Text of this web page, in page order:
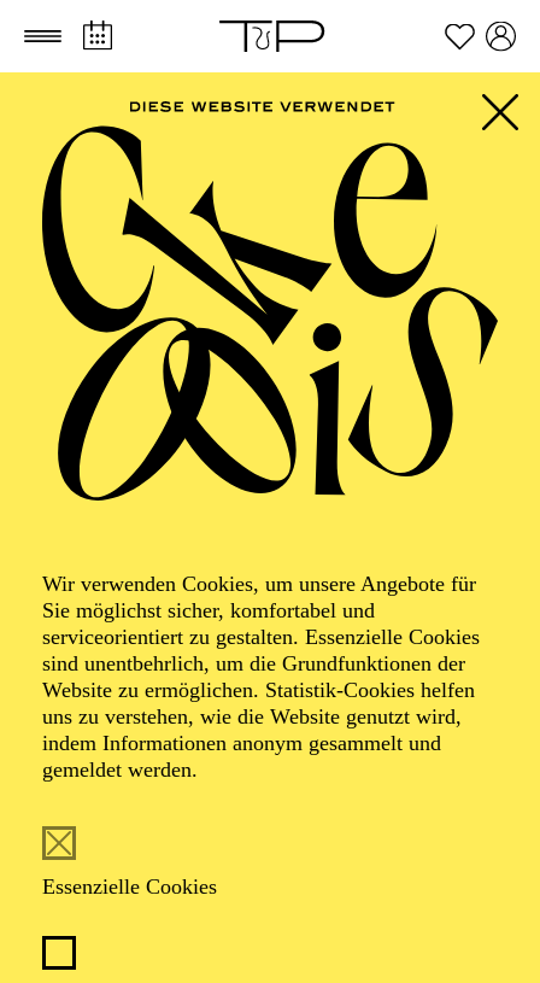
Zum Hauptinhalt springen Zum Footer springen
Wir verwenden Cookies, um unsere Angebote für
Sie möglichst sicher, komfortabel und
serviceorientiert zu gestalten. Essenzielle Cookies
sind unentbehrlich, um die Grundfunktionen der
Website zu ermöglichen. Statistik-Cookies helfen
uns zu verstehen, wie die Website genutzt wird,
indem Informationen anonym gesammelt und
gemeldet werden.
Essenzielle Cookies
AALTO
MUSIKTHEATER,
AALTO BALLETT
ESSEN
Öffentliche
Theater­führung
Zweistündiger öffentlicher Rundgang durch das Aalto-